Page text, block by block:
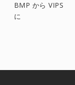
BMP から VIPS
に